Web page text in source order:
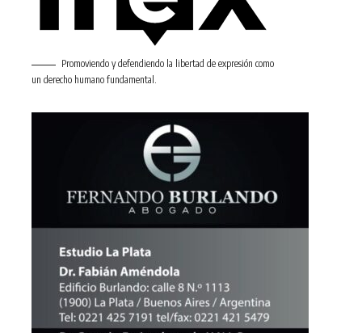
Promoviendo y defendiendo la libertad de expresión como
un derecho humano fundamental.